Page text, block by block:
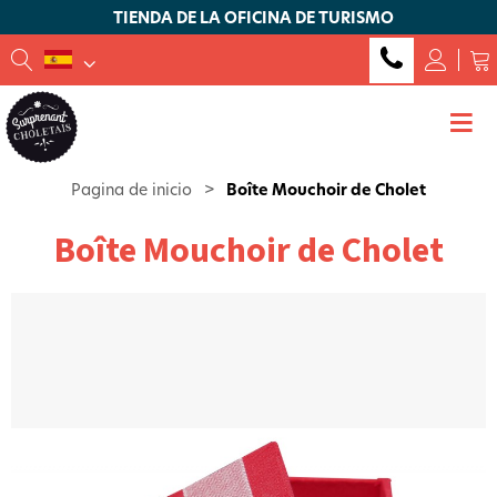
TIENDA DE LA OFICINA DE TURISMO
Pagina de inicio > Boîte Mouchoir de Cholet
Boîte Mouchoir de Cholet